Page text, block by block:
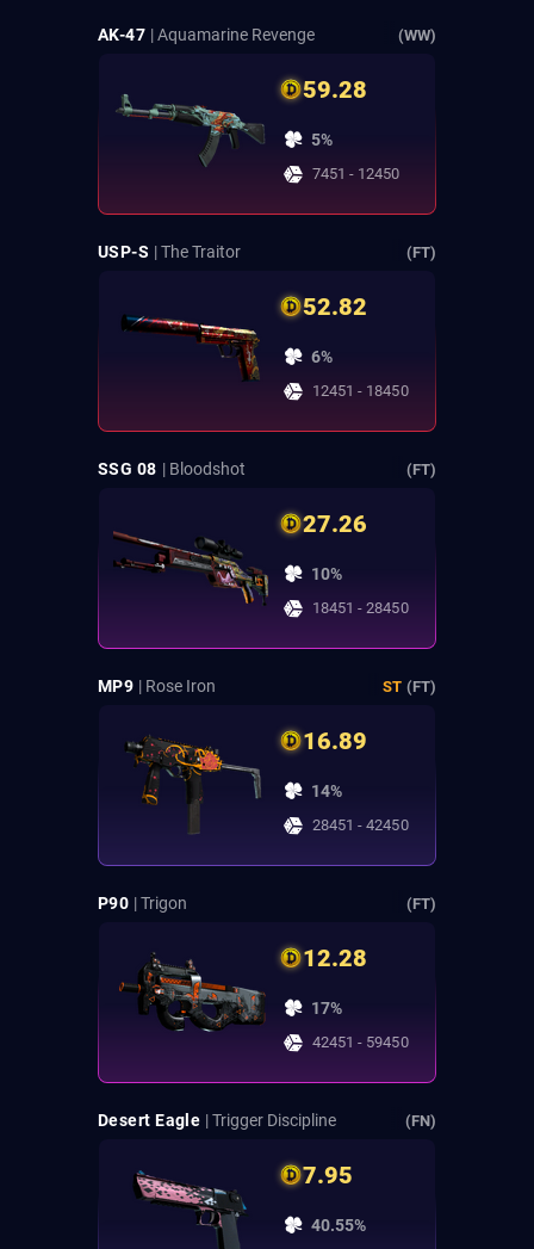
AK-47 | Aquamarine Revenge (WW)
59.28
5%
7451 - 12450
USP-S | The Traitor (FT)
52.82
6%
12451 - 18450
SSG 08 | Bloodshot (FT)
27.26
10%
18451 - 28450
MP9 | Rose Iron ST (FT)
16.89
14%
28451 - 42450
P90 | Trigon (FT)
12.28
17%
42451 - 59450
Desert Eagle | Trigger Discipline (FN)
7.95
40.55%